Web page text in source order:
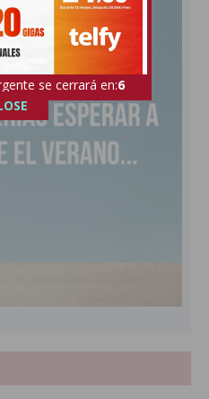
se cerrará en:5